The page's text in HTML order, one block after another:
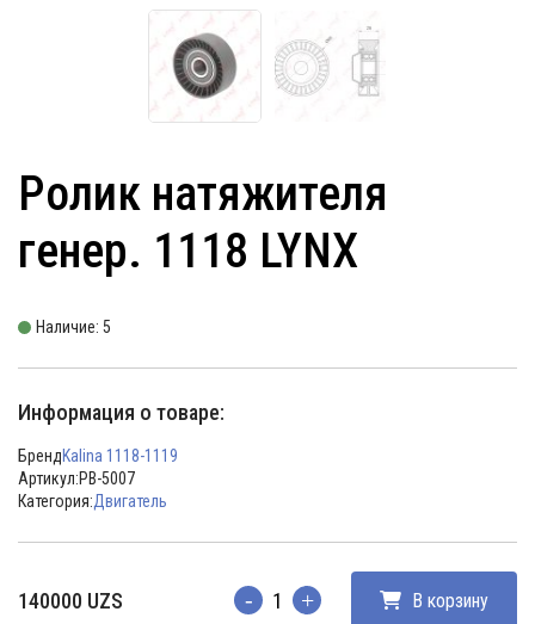
Ролик натяжителя
генер. 1118 LYNX
Наличие: 5
Информация о товаре:
БрендKalina 1118-1119
Артикул:PB-5007
Категория:Двигатель
140000 UZS Количество В корзину